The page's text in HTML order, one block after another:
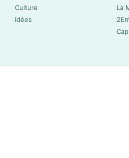
Culture
Idées
La